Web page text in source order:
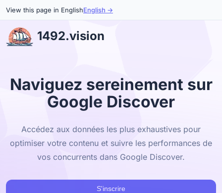
View this page in EnglishEnglish →
1492.vision
Naviguez sereinement sur
Google Discover
Accédez aux données les plus exhaustives pour
optimiser votre contenu et suivre les performances de
vos concurrents dans Google Discover.
S'inscrire